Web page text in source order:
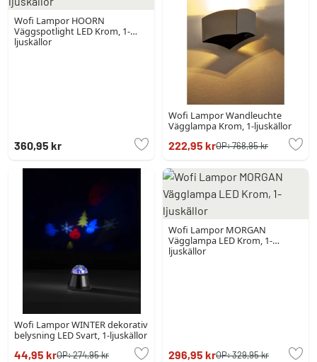
Wofi Lampor HOORN
Väggspotlight LED Krom, 1-
ljuskällor
360,95 kr
Wofi Lampor Wandleuchte
Vägglampa Krom, 1-ljuskällor
222,95 krOP:768,95 kr
Wofi Lampor WINTER dekorativ
belysning LED Svart, 1-ljuskällor
44,95 krOP:274,95 kr
Wofi Lampor MORGAN
Vägglampa LED Krom, 1-
ljuskällor
296,95 krOP:329,95 kr